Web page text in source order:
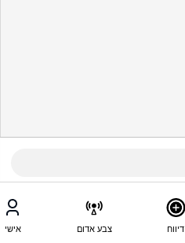
דיווח צבע אדום אישי